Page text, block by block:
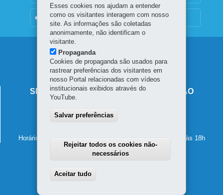
OUVIDORIA
Navegação
principal
SECRETARIA DE ESTADO DA EDUCAÇÃO
80610-011-Curitiba
Horário de atendimento: de segunda a sexta-feira, das 8h às 18h
Esses cookies nos ajudam a entender
como os visitantes interagem com nosso
site. As informações são coletadas
anonimamente, não identificam o
visitante.
Propaganda
Cookies de propaganda são usados para
rastrear preferências dos visitantes em
nosso Portal relacionadas com vídeos
institucionais exibidos através do
YouTube.
Salvar preferências
Rejeitar todos os cookies não-
necessários
Aceitar tudo